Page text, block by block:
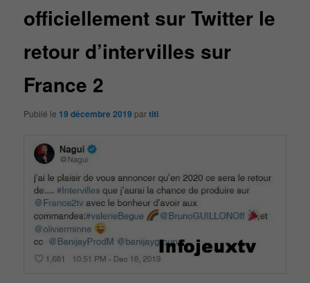
officiellement sur Twitter le
retour d’intervilles sur
France 2
Publié le 19 décembre 2019 partiti